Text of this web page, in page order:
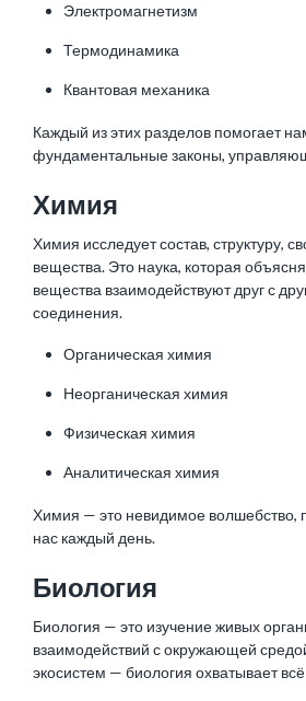
Электромагнетизм
Термодинамика
Квантовая механика
Каждый из этих разделов помогает
фундаментальные законы,
Химия
Химия исследует состав, структуру,
вещества. Это наука, которая
вещества взаимодействуют друг с
соединения.
Органическая химия
Неорганическая химия
Физическая химия
Аналитическая химия
Химия — это невидимое волшебство,
нас каждый день.
Биология
Биология — это изучение живых
взаимодействий с окружающей
экосистем — биология охватывает